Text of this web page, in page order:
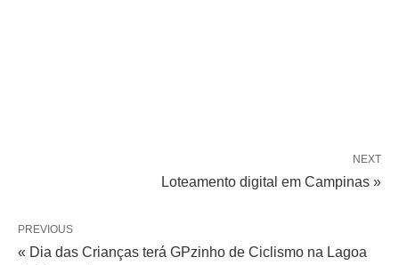
NEXT
Loteamento digital em Campinas »
PREVIOUS
« Dia das Crianças terá GPzinho de Ciclismo na Lagoa